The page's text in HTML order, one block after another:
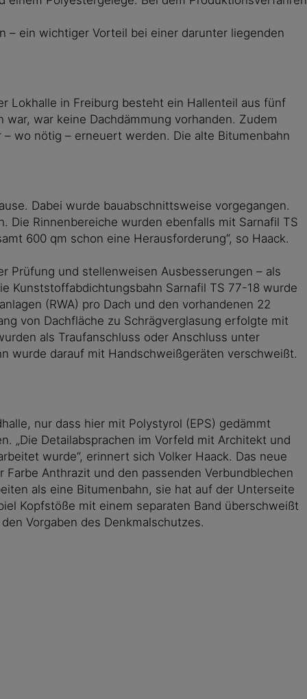
– ein wichtiger Vorteil bei einer darunter liegenden
Lokhalle in Freiburg besteht ein Hallenteil aus fünf
war keine Dachdämmung vorhanden. Zudem
wo nötig – erneuert werden. Die alte Bitumenbahn
Dabei wurde bauabschnittsweise vorgegangen.
Die Rinnenbereiche wurden ebenfalls mit Sarnafil TS
600 qm schon eine Herausforderung“, so Haack.
Prüfung und stellenweisen Ausbesserungen – als
Kunststoffabdichtungsbahn Sarnafil TS 77-18 wurde
(RWA) pro Dach und den vorhandenen 22
von Dachfläche zu Schrägverglasung erfolgte mit
als Traufanschluss oder Anschluss unter
wurde darauf mit Handschweißgeräten verschweißt.
nur dass hier mit Polystyrol (EPS) gedämmt
„Die Detailabsprachen im Vorfeld mit Architekt und
wurde“, erinnert sich Volker Haack. Das neue
Anthrazit und den passenden Verbundblechen
als eine Bitumenbahn, sie hat auf der Unterseite
Kopfstöße mit einem separaten Band überschweißt
Vorgaben des Denkmalschutzes.